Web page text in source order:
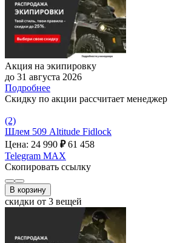
Акция на экипировку
до 31 августа 2026
Подробнее
Скидку по акции рассчитает менеджер
(2)
Шлем 509 Altitude Fidlock
Цена: 24 990 ₽ 61 458
Telegram MAX
Скопировать ссылку
В корзину
скидки от 3 вещей